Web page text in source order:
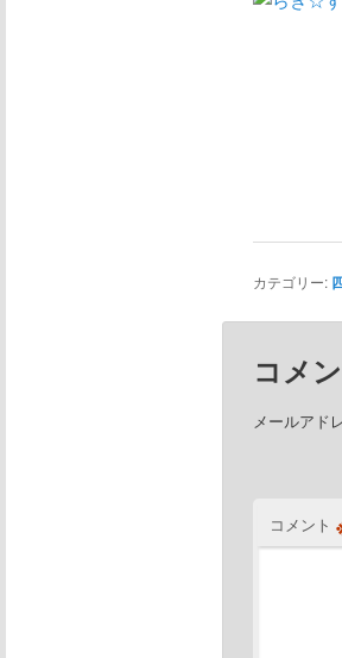
カテゴリー:
コメ
メールアド
コメント